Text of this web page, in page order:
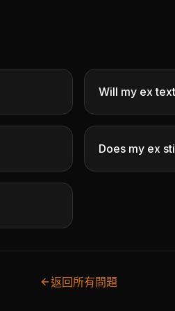
Will my ex
Does my ex
返回所有問題